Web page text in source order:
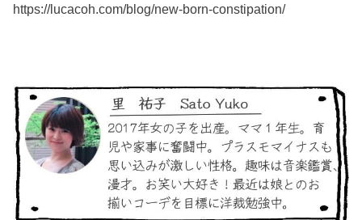
https://lucacoh.com/blog/new-born-constipation/